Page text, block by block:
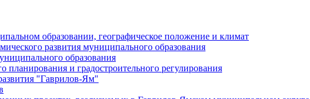
образовании, географическое положение и климат
развития муниципального образования
образования
планирования и градостроительного регулирования
"Гаврилов-Ям"